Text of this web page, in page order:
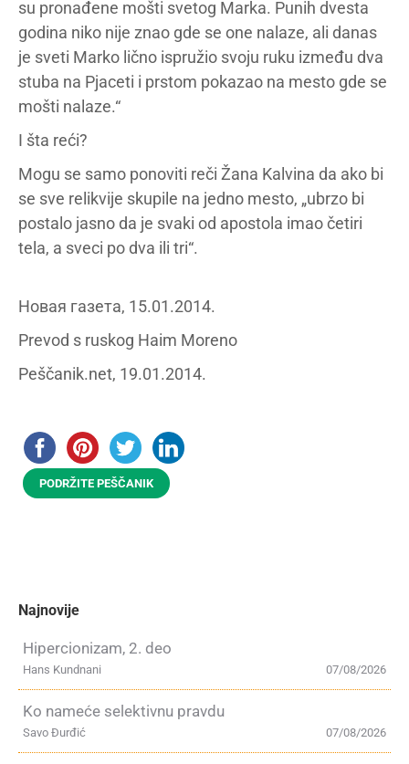
su pronađene mošti svetog Marka. Punih dvesta
godina niko nije znao gde se one nalaze, ali danas
je sveti Marko lično ispružio svoju ruku između dva
stuba na Pjaceti i prstom pokazao na mesto gde se
mošti nalaze.“
I šta reći?
Mogu se samo ponoviti reči Žana Kalvina da ako bi
se sve relikvije skupile na jedno mesto, „ubrzo bi
postalo jasno da je svaki od apostola imao četiri
tela, a sveci po dva ili tri“.
Новая газета, 15.01.2014.
Prevod s ruskog Haim Moreno
Peščanik.net, 19.01.2014.
PODRŽITE PEŠČANIK
Najnovije
Hipercionizam, 2. deo
07/08/2026
Hans Kundnani
Ko nameće selektivnu pravdu
07/08/2026
Savo Đurđić